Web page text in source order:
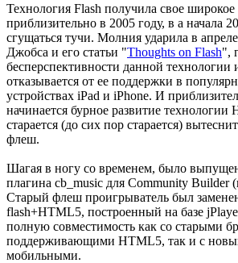
Технология Flash получила свое широкое
приблизительно в 2005 году, в а начала
сгущаться тучи. Молния ударила в
Джобса и его статьи "Thoughts on Flash",
бесперспективности данной технологии
отказывается от ее поддержки в
устройствах iPad и iPhone. И
начинается бурное развитие технологии
старается (до сих пор старается)
флеш.
Шагая в ногу со временем, было
плагина cb_music для Community Builder
Старый флеш проигрыватель был
flash+HTML5, построенный на базе
полную совместимость как со старыми
поддерживающими HTML5, так и с
мобильными.